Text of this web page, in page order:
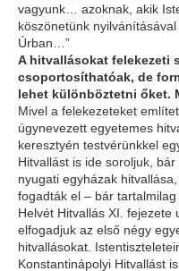
vagyunk… azoknak, akik
köszönetünk
Úrban…”
A hitvallásokat felekezeti
csoportosíthatóak, de
lehet különböztetni őket.
Mivel a felekezeteket
úgynevezett egyetemes
keresztyén testvérünkkel
Hitvallást is ide soroljuk,
nyugati egyházak
fogadták el – bár
Helvét Hitvallás XI.
elfogadjuk az első négy
hitvallásokat.
Konstantinápolyi Hitvallást